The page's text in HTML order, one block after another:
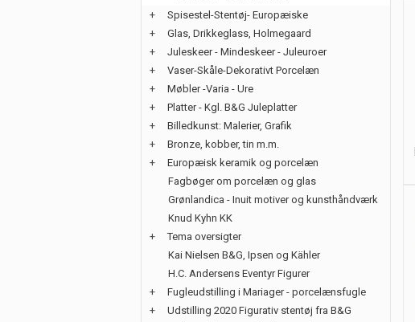
+
Spisestel-Stentøj- Europæiske
+
Glas, Drikkeglass, Holmegaard
+
Juleskeer - Mindeskeer - Juleuroer
+
Vaser-Skåle-Dekorativt Porcelæn
+
Møbler -Varia - Ure
+
Platter - Kgl. B&G Juleplatter
+
Billedkunst: Malerier, Grafik
+
Bronze, kobber, tin m.m.
+
Europæisk keramik og porcelæn
Fagbøger om porcelæn og glas
Grønlandica - Inuit motiver og kunsthåndværk
Knud Kyhn KK
+
Tema oversigter
Kai Nielsen B&G, Ipsen og Kähler
H.C. Andersens Eventyr Figurer
+
Fugleudstilling i Mariager - porcelænsfugle
+
Udstilling 2020 Figurativ stentøj fra B&G